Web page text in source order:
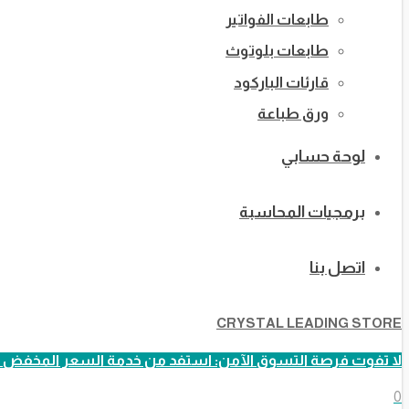
طابعات الفواتير
طابعات بلوتوث
قارئات الباركود
ورق طباعة
لوحة حسابي
برمجيات المحاسبة
اتصل بنا
CRYSTAL LEADING STORE
لا تفوت فرصة التسوق الآمن: استفد من خدمة السعر المخفض
0